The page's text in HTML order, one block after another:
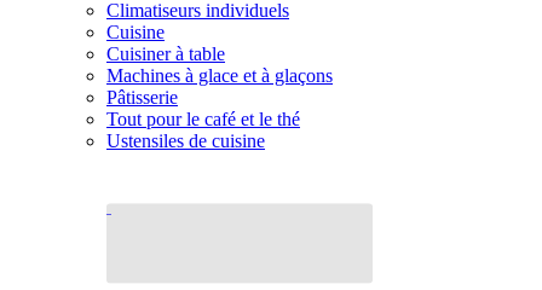
Climatiseurs individuels
Cuisine
Cuisiner à table
Machines à glace et à glaçons
Pâtisserie
Tout pour le café et le thé
Ustensiles de cuisine